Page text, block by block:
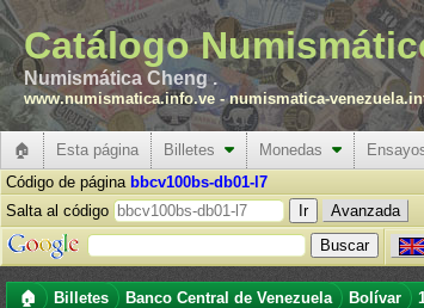
Catálogo
Numismática Cheng .
www.numismatica.info.ve -numismatica-
🏠 Esta página Billetes Monedas
Código de página bbcv100bs-db01-l7
Salta al código
Avanzada
🏠 Billetes Banco Central de Venezuela Bolívar